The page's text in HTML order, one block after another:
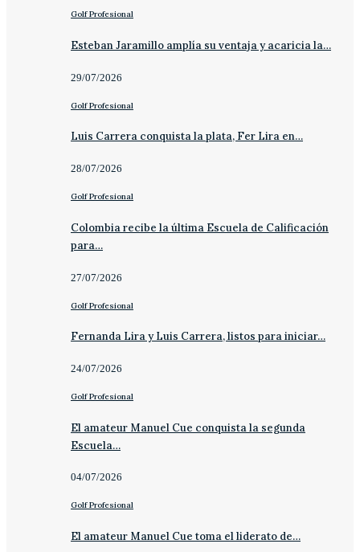
Golf Profesional
Esteban Jaramillo amplía su ventaja y acaricia la…
29/07/2026
Golf Profesional
Luis Carrera conquista la plata, Fer Lira en…
28/07/2026
Golf Profesional
Colombia recibe la última Escuela de Calificación
para…
27/07/2026
Golf Profesional
Fernanda Lira y Luis Carrera, listos para iniciar…
24/07/2026
Golf Profesional
El amateur Manuel Cue conquista la segunda
Escuela…
04/07/2026
Golf Profesional
El amateur Manuel Cue toma el liderato de…